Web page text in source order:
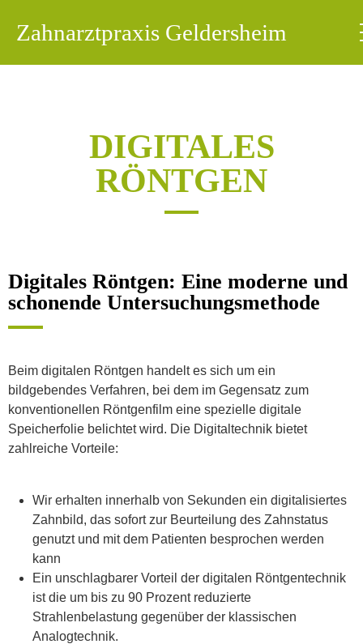
Zahnarztpraxis Geldersheim
DIGITALES
RÖNTGEN
Digitales Röntgen: Eine moderne und
schonende Untersuchungsmethode
Beim digitalen Röntgen handelt es sich um ein
bildgebendes Verfahren, bei dem im Gegensatz zum
konventionellen Röntgenfilm eine spezielle digitale
Speicherfolie belichtet wird. Die Digitaltechnik bietet
zahlreiche Vorteile:
Wir erhalten innerhalb von Sekunden ein digitalisiertes
Zahnbild, das sofort zur Beurteilung des Zahnstatus
genutzt und mit dem Patienten besprochen werden
kann
Ein unschlagbarer Vorteil der digitalen Röntgentechnik
ist die um bis zu 90 Prozent reduzierte
Strahlenbelastung gegenüber der klassischen
Analogtechnik.